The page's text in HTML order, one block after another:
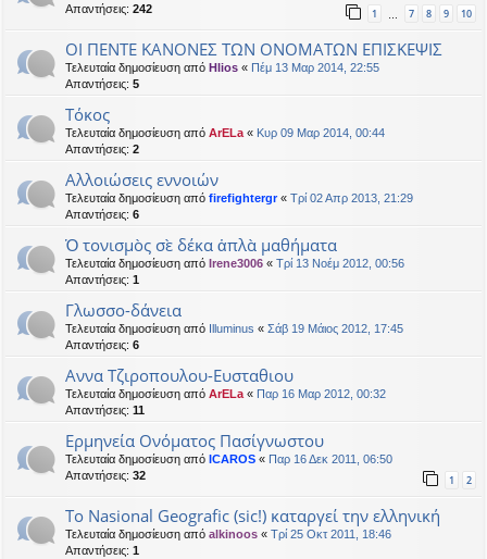
Απαντήσεις: 242 1 … 7 8 9 10
ΟΙ ΠΕΝΤΕ ΚΑΝΟΝΕΣ ΤΩΝ ΟΝΟΜΑΤΩΝ ΕΠΙΣΚΕΨΙΣ
Τελευταία δημοσίευση από Hlios « Πέμ 13 Μαρ 2014, 22:55
Απαντήσεις: 5
Τόκος
Τελευταία δημοσίευση από ArELa « Κυρ 09 Μαρ 2014, 00:44
Απαντήσεις: 2
Αλλοιώσεις εννοιών
Τελευταία δημοσίευση από firefightergr« Τρί 02 Απρ 2013, 21:29
Απαντήσεις: 6
Ὁ τονισμὸς σὲ δέκα ἁπλὰ μαθήματα
Τελευταία δημοσίευση από Irene3006 « Τρί 13 Νοέμ 2012, 00:56
Απαντήσεις: 1
Γλωσσο-δάνεια
Τελευταία δημοσίευση από Illuminus « Σάβ 19 Μάιος 2012, 17:45
Απαντήσεις: 6
Αννα Τζιροπουλου-Ευσταθιου
Τελευταία δημοσίευση από ArELa « Παρ 16 Μαρ 2012, 00:32
Απαντήσεις: 11
Ερμηνεία Ονόματος Πασίγνωστου
Τελευταία δημοσίευση από ICAROS « Παρ 16 Δεκ 2011, 06:50
Απαντήσεις: 32 1 2
Το Nasional Geografic (sic!) καταργεί την ελληνική
Τελευταία δημοσίευση από alkinoos « Τρί 25 Οκτ 2011, 18:46
Απαντήσεις: 1